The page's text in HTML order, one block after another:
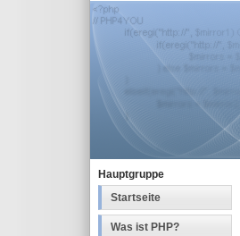
Hauptgruppe
Startseite
Was ist PHP?